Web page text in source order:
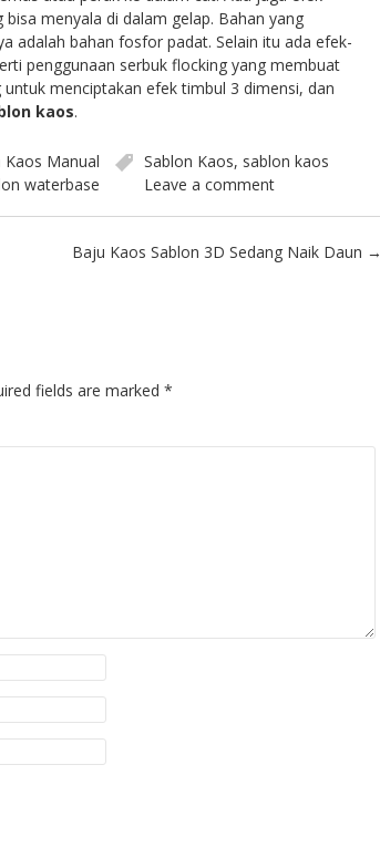
bisa menyala di dalam gelap. Bahan yang
adalah bahan fosfor padat. Selain itu ada efek-
penggunaan serbuk flocking yang membuat
menciptakan efek timbul 3 dimensi, dan
kaos.
Kaos Manual Sablon Kaos, sablon kaos
waterbase Leave a comment
Baju Kaos Sablon 3D Sedang Naik Daun →
fields are marked *